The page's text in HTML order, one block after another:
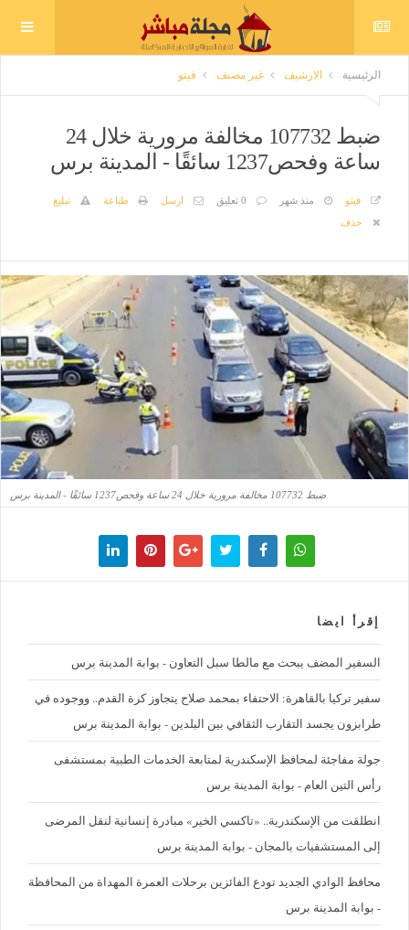
الرئيسية الارشيف غير مصنف فيتو
ضبط 107732 مخالفة مرورية خلال 24
ساعة وفحص1237 سائقًا - المدينة برس
فيتو منذ شهر 0 تعليق ارسل طباعة
تبليغ
حذف
ضبط 107732 مخالفة مرورية خلال 24 ساعة وفحص1237 سائقًا - المدينة برس
إقرأ ايضا
السفير المضف يبحث مع مالطا سبل التعاون - بوابة المدينة برس
سفير تركيا بالقاهرة: الاحتفاء بمحمد صلاح يتجاوز كرة القدم.. ووجوده في
طرابزون يجسد التقارب الثقافي بين البلدين - بوابة المدينة برس
جولة مفاجئة لمحافظ الإسكندرية لمتابعة الخدمات الطبية بمستشفى
رأس التين العام - بوابة المدينة برس
انطلقت من الإسكندرية.. «تاكسي الخير» مبادرة إنسانية لنقل المرضى
إلى المستشفيات بالمجان - بوابة المدينة برس
محافظ الوادي الجديد تودع الفائزين برحلات العمرة المهداة من المحافظة
- بوابة المدينة برس